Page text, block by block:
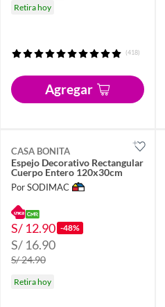
Retira hoy
(418)
Agregar
CASA BONITA
Espejo Decorativo Rectangular
Cuerpo Entero 120x30cm
Por SODIMAC
S/ 12.90 -48%
S/ 16.90
S/ 24.90
Retira hoy